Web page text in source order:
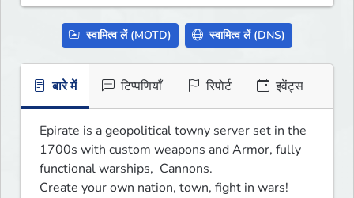
स्वामित्व लें (MOTD) स्वामित्व लें (DNS)
बारे में टिप्पणियाँ रिपोर्ट इवेंट्स
Epirate is a geopolitical towny server set in the
1700s with custom weapons and Armor, fully
functional warships,  Cannons.
Create your own nation, town, fight in wars!